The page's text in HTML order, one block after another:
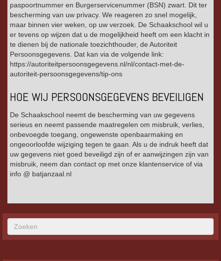
paspoortnummer en Burgerservicenummer (BSN) zwart. Dit ter
bescherming van uw privacy. We reageren zo snel mogelijk,
maar binnen vier weken, op uw verzoek. De Schaakschool wil u
er tevens op wijzen dat u de mogelijkheid heeft om een klacht in
te dienen bij de nationale toezichthouder, de Autoriteit
Persoonsgegevens. Dat kan via de volgende link:
https://autoriteitpersoonsgegevens.nl/nl/contact-met-de-
autoriteit-persoonsgegevens/tip-ons
HOE WIJ PERSOONSGEGEVENS BEVEILIGEN
De Schaakschool neemt de bescherming van uw gegevens
serieus en neemt passende maatregelen om misbruik, verlies,
onbevoegde toegang, ongewenste openbaarmaking en
ongeoorloofde wijziging tegen te gaan. Als u de indruk heeft dat
uw gegevens niet goed beveiligd zijn of er aanwijzingen zijn van
misbruik, neem dan contact op met onze klantenservice of via
info @ batjanzaal.nl